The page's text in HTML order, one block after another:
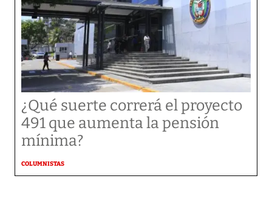
¿Qué suerte correrá el proyecto
491 que aumenta la pensión
mínima?
COLUMNISTAS